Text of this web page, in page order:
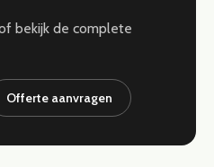
bekijk de complete
Offerte aanvragen